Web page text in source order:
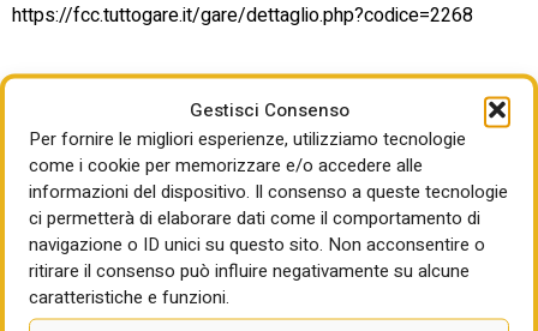
Gestisci Consenso
Per fornire le migliori esperienze, utilizziamo tecnologie
come i cookie per memorizzare e/o accedere alle
informazioni del dispositivo. Il consenso a queste tecnologie
ci permetterà di elaborare dati come il comportamento di
navigazione o ID unici su questo sito. Non acconsentire o
ritirare il consenso può influire negativamente su alcune
caratteristiche e funzioni.
https://fcc.tuttogare.it/gare/dettaglio.php?codice=2268